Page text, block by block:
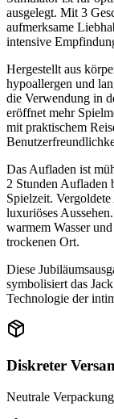
ausgelegt. Mit 3
aufmerksame
intensive
Hergestellt aus
hypoallergen und
die Verwendung in
eröffnet mehr
mit praktischem
Das Aufladen ist
2 Stunden Aufladen
Spielzeit.
luxuriöses
warmem Wasser
trockenen Ort.
Diese
symbolisiert das
Technologie der
Diskreter
Neutrale